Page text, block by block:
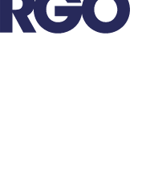
pour
Page ?
à